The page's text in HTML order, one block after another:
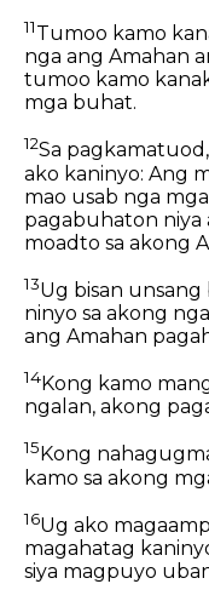
11Tumoo kamo
nga ang Amahan
tumoo kamo
mga buhat.
12Sa
ako kaninyo: Ang
mao usab nga
pagabuhaton niya
moadto sa akong
13Ug bisan
ninyo sa akong
ang Amahan
14Kong kamo
ngalan, akong
15 Kong
kamo sa akong
16Ug ako
magahatag
siya magpuyo